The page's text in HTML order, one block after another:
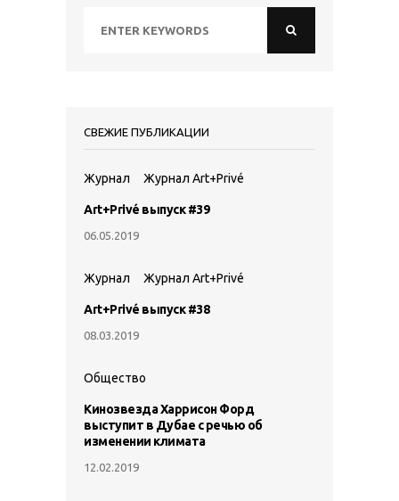
СВЕЖИЕ ПУБЛИКАЦИИ
Журнал Журнал Art+Privé
Art+Privé выпуск #39
06.05.2019
Журнал Журнал Art+Privé
Art+Privé выпуск #38
08.03.2019
Общество
Кинозвезда Харрисон Форд
выступит в Дубае с речью об
изменении климата
12.02.2019